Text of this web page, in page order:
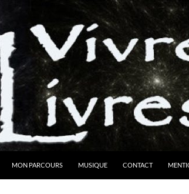
MON PARCOURS MUSIQUE CONTACT